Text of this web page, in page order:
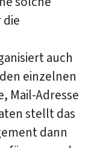
auch
einzelnen
Mail-Adresse
stellt das
dann